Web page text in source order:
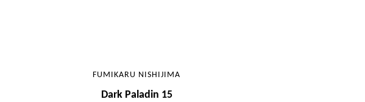
FUMIKARU NISHIJIMA
Dark Paladin 15